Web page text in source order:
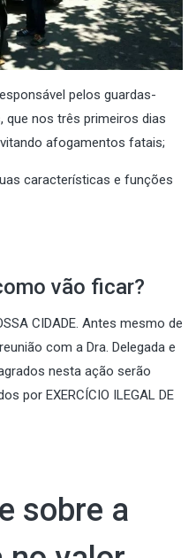
pelos guardas-
que nos três primeiros dias
afogamentos fatais;
características e funções
vão ficar?
CIDADE. Antes mesmo de
com a Dra. Delegada e
nesta ação serão
por EXERCÍCIO ILEGAL DE
sobre a